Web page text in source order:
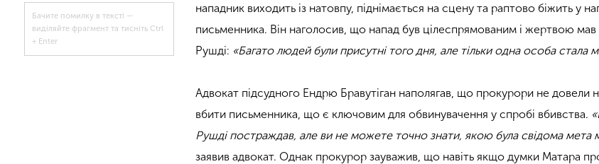
Бачите помилку в тексті —
виділяйте фрагмент та тисніть Ctrl
+ Enter
нападник виходить із натовпу, піднімається на сцену та раптово біжить у
письменника. Він наголосив, що напад був цілеспрямованим і жертвою мав
Рушді: «Багато людей були присутні того дня, але тільки одна особа стала
Адвокат підсудного Ендрю Бравутіган наполягав, що прокурори не довели
вбити письменника, що є ключовим для обвинувачення у спробі вбивства.
Рушді постраждав, але ви не можете точно знати, якою була свідома мета
заявив адвокат. Однак прокурор зауважив, що навіть якщо думки Матара